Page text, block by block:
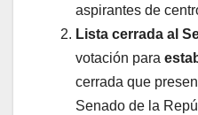
aspirantes de
Lista cerrada al
votación para
cerrada que
Senado de la